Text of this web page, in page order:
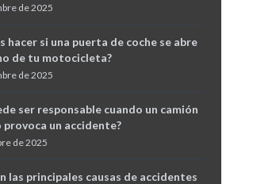
de 2025
hacer si una puerta de coche se abre
de tu motocicleta?
de 2025
ser responsable cuando un camión
un accidente?
de 2025
las principales causas de accidentes